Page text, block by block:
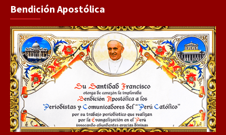
Bendición Apostólica